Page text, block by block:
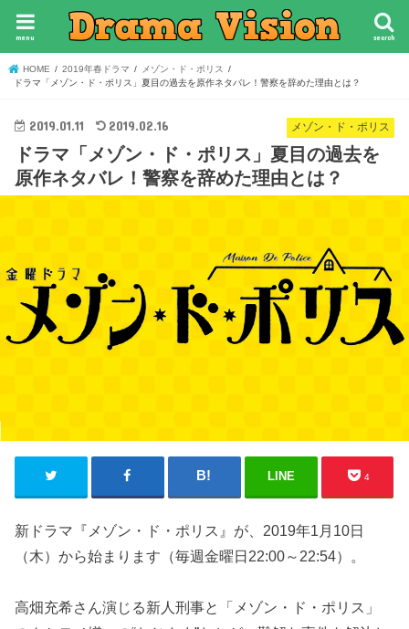
search
menu
HOME 2019年春ドラマ
メゾン・ド・ポリス
ドラマ「メゾン・ド・ポリス」夏目の過去を原作ネタバレ！警察を辞めた理由とは？
メゾン・ド・ポリス
2019.01.11 2019.02.16
ドラマ「メゾン・ド・ポリス」夏目の過去を
原作ネタバレ！警察を辞めた理由とは？
LINE 4
新ドラマ『メゾン・ド・ポリス』が、2019年1月10日
（木）から始まります（毎週金曜日22:00～22:54）。
高畑充希さん演じる新人刑事と「メゾン・ド・ポリス」